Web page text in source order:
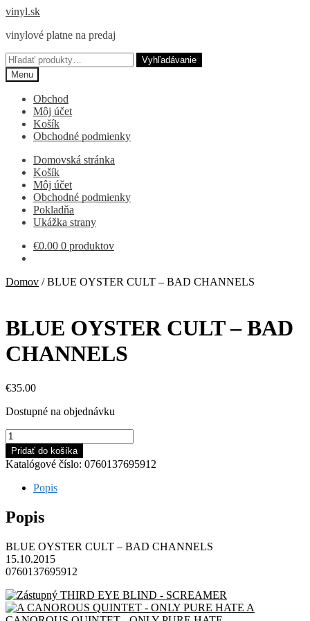
Preskočiť
navigáciu
Preskočiť
obsah
vinyl.sk
vinylové platne na predaj
Hľadať:
Vyhľadávanie
Menu
Obchod
Môj účet
Košík
Obchodné podmienky
Domovská stránka
Košík
Môj účet
Obchodné podmienky
Pokladňa
Ukážka strany
€0.00 0 produktov
Domov /BLUE OYSTER CULT – BAD CHANNELS
BLUE OYSTER CULT – BAD
CHANNELS
€35.00
Dostupné na objednávku
množstvo
BLUE
OYSTER
CULT
CHANNELS
Pridať do košíka
Katalógové číslo: 0760137695912
Popis
Popis
BLUE OYSTER CULT – BAD CHANNELS
15.10.2015
0760137695912
THIRD EYE BLIND - SCREAMER
A